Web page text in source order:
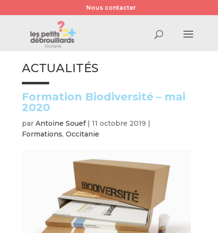
Nous contacter
ACTUALITÉS
Formation Biodiversité – mai
2020
par Antoine Souef| 11 octobre 2019 |
Formations, Occitanie